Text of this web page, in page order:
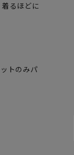
るほどに
トのみパ